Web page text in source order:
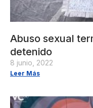
Abuso sexual
detenido
8 junio, 2022
Leer Más